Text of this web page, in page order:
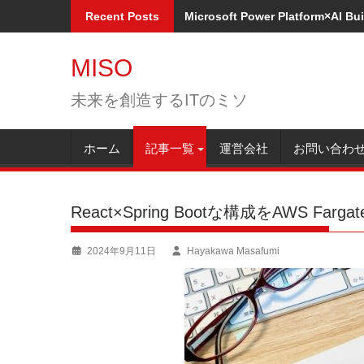
Recent Posts Microsoft Power Platform×AI
MISO
未来を創造するITのミソ
ホーム 記事一覧 運営会社 お問い合わ
React×Spring Bootな構成をAWS
2024年9月11日 Hayakawa Masafumi